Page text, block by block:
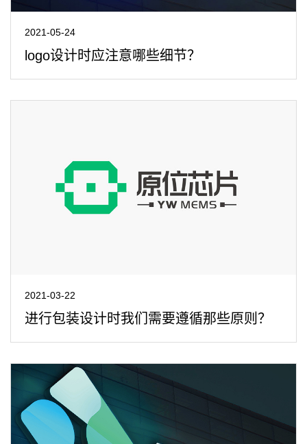
2021-05-24
logo设计时应注意哪些细节？
2021-03-22
进行包装设计时我们需要遵循那些原则？